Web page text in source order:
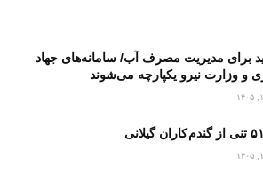
برای مدیریت مصرف آب/ سامانه‌های جهاد
و وزارت نیرو یکپارچه می‌شوند